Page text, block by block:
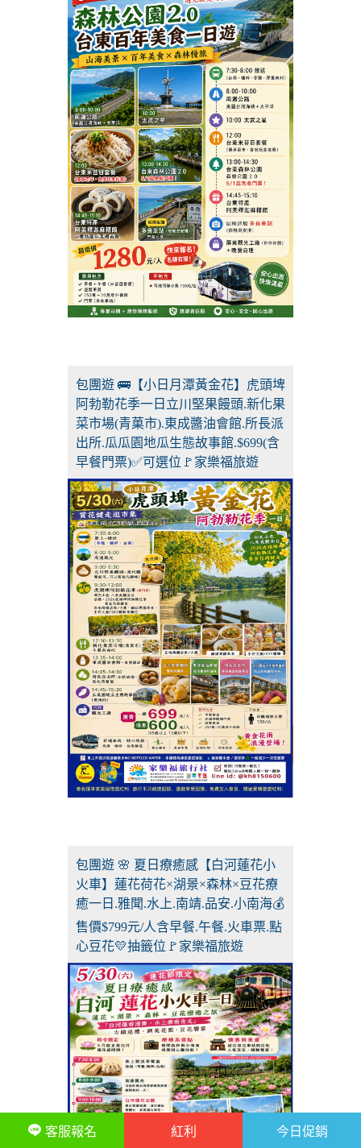
客服報名 紅利 今日促銷
包團遊 🚌【小日月潭黃金花】虎頭埤
阿勃勒花季一日立川堅果饅頭.新化果
菜市場(青菓市).東成醬油會館.所長派
出所.瓜瓜園地瓜生態故事館.$699(含
早餐門票)✅可選位🚩家樂福旅遊
包團遊 🌸 夏日療癒感【白河蓮花小
火車】蓮花荷花×湖景×森林×豆花療
癒一日.雅聞.水上.南靖.品安.小南海💰
售價$799元/人含早餐.午餐.火車票.點
心豆花💛抽籤位🚩家樂福旅遊